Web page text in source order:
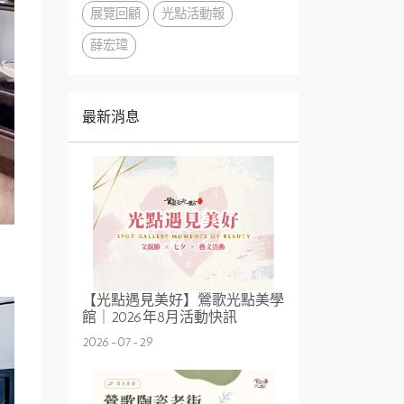
展覽回顧
光點活動報
薛宏瑋
最新消息
【光點遇見美好】鶯歌光點美學
館｜2026年8月活動快訊
2026-07-29